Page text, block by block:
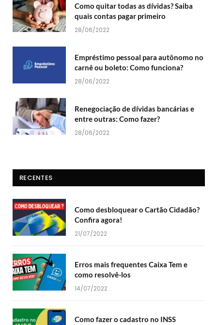
Como quitar todas as dívidas? Saiba
quais contas pagar primeiro
28/06/2022
Empréstimo pessoal para autônomo no
carnê ou boleto: Como funciona?
28/06/2022
Renegociação de dívidas bancárias e
entre outras: Como fazer?
28/06/2022
RECENTES
Como desbloquear o Cartão Cidadão?
Confira agora!
21/07/2022
Erros mais frequentes Caixa Tem e
como resolvê-los
14/07/2022
Como fazer o cadastro no INSS